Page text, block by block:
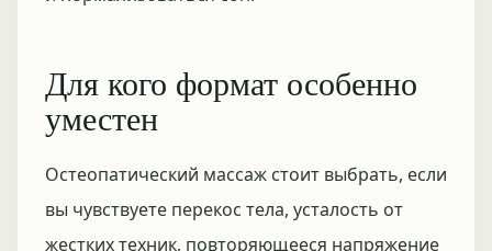
Для кого формат особенно
уместен
Остеопатический массаж стоит выбрать, если
вы чувствуете перекос тела, усталость от
жестких техник, повторяющееся напряжение